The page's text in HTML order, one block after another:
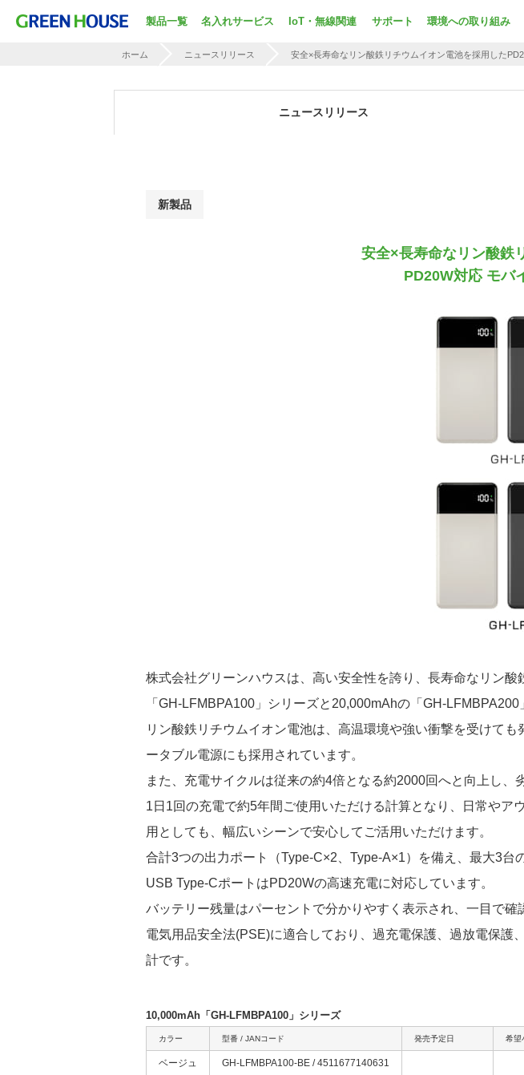
製品一覧 名入れサービス IoT・無線関連 サポート 環境への取り組み
ホーム ニュースリリース 安全×長寿命なリン酸鉄リチウムイオン電池を採用した
ニュースリリース
新製品
安全×長寿命なリン酸鉄
PD20W対応 モバ
株式会社グリーンハウスは、高い安全性を誇り、長寿命なリン
「GH-LFMBPA100」シリーズと20,000mAhの「GH-LFMBPA200
リン酸鉄リチウムイオン電池は、高温環境や強い衝撃を受けて
ータブル電源にも採用されています。
また、充電サイクルは従来の約4倍となる約2000回へと向上し、
1日1回の充電で約5年間ご使用いただける計算となり、日常やア
用としても、幅広いシーンで安心してご活用いただけます。
合計3つの出力ポート（Type-C×2、Type-A×1）を備え、最大3台
USB Type-CポートはPD20Wの高速充電に対応しています。
バッテリー残量はパーセントで分かりやすく表示され、一目で確
電気用品安全法(PSE)に適合しており、過充電保護、過放電保
計です。
10,000mAh「GH-LFMBPA100」シリーズ
カラー 型番 / JANコード 発売予定日 希望
ベージュ GH-LFMBPA100-BE / 4511677140631